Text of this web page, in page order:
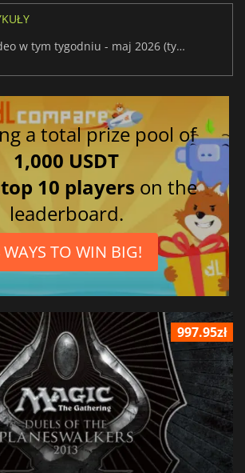
Premiery gier wideo w tym tygodniu - maj 2026 (tydzień 21)
a total prize pool of
1,000 USDT
top 10 players on the
leaderboard.
TO WIN BIG!
997.95zł